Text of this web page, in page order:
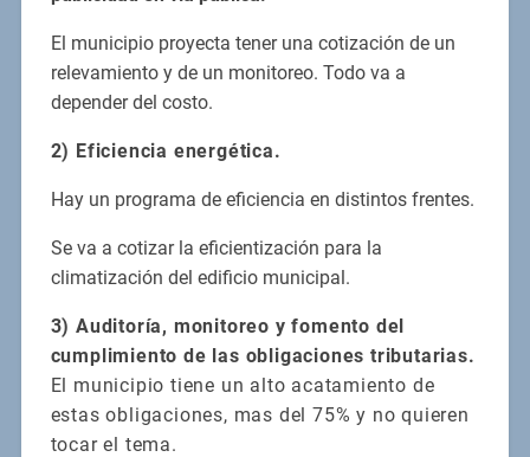
El municipio proyecta tener una cotización de un
relevamiento y de un monitoreo. Todo va a
depender del costo.
2) Eficiencia energética.
Hay un programa de eficiencia en distintos frentes.
Se va a cotizar la eficientización para la
climatización del edificio municipal.
3) Auditoría, monitoreo y fomento del
cumplimiento de las obligaciones tributarias.
El municipio tiene un alto acatamiento de
estas obligaciones, mas del 75% y no quieren
tocar el tema.